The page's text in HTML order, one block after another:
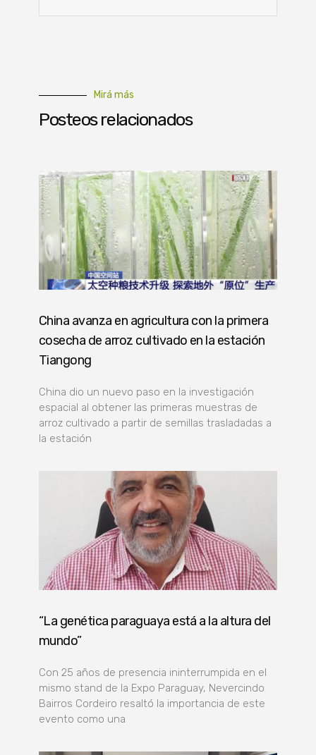
Mirá más
Posteos relacionados
China avanza en agricultura con la primera
cosecha de arroz cultivado en la estación
Tiangong
China dio un nuevo paso en la investigación
espacial al obtener las primeras muestras de
arroz cultivado a partir de semillas trasladadas a
la estación
“La genética paraguaya está a la altura del
mundo”
Con 25 años de presencia ininterrumpida en el
mismo stand de la Expo Paraguay, Nevercindo
Bairros Cordeiro resaltó la importancia de este
evento como una